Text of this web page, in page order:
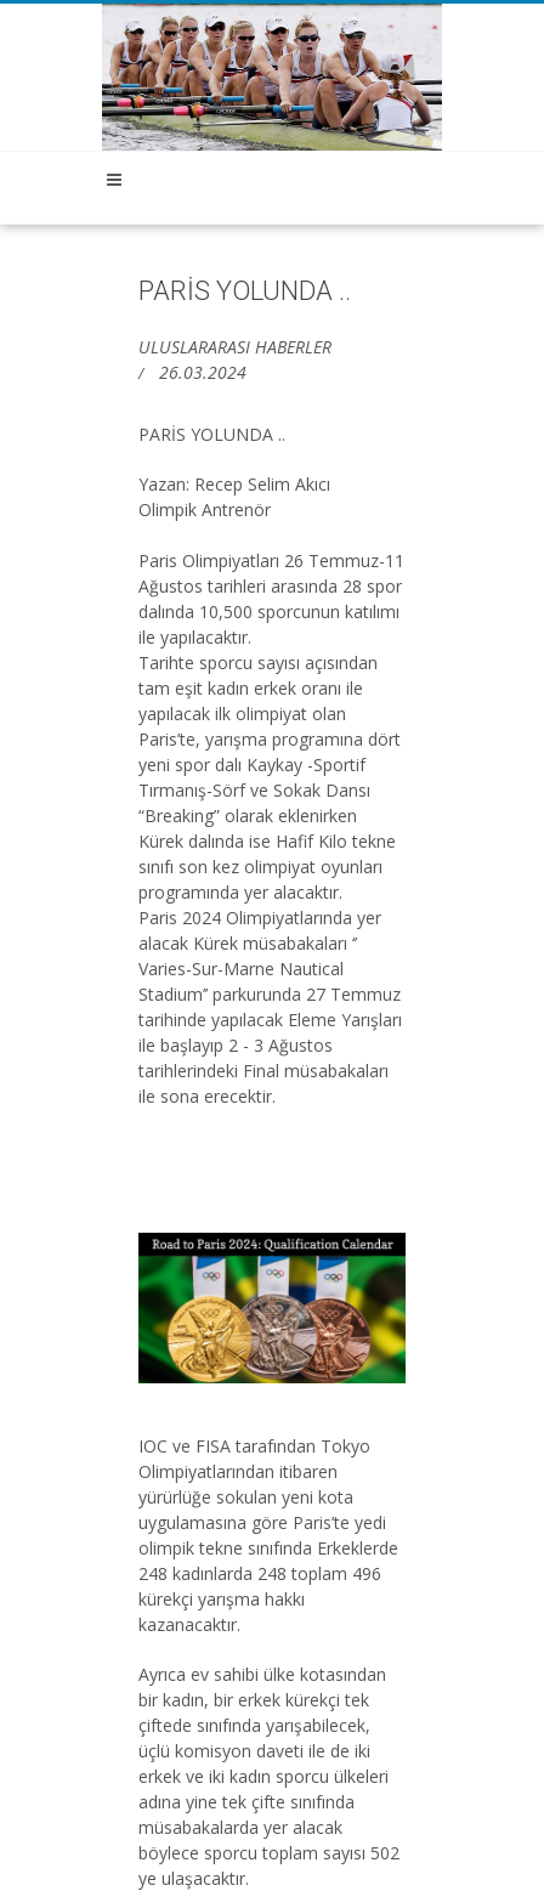
PARİS YOLUNDA ..
ULUSLARARASI HABERLER
26.03.2024
PARİS YOLUNDA ..
Yazan: Recep Selim Akıcı
Olimpik Antrenör
Paris Olimpiyatları 26 Temmuz-11
Ağustos tarihleri arasında 28 spor
dalında 10,500 sporcunun katılımı
ile yapılacaktır.
Tarihte sporcu sayısı açısından
tam eşit kadın erkek oranı ile
yapılacak ilk olimpiyat olan
Paris’te, yarışma programına dört
yeni spor dalı Kaykay -Sportif
Tırmanış-Sörf ve Sokak Dansı
“Breaking” olarak eklenirken
Kürek dalında ise Hafif Kilo tekne
sınıfı son kez olimpiyat oyunları
programında yer alacaktır.
Paris 2024 Olimpiyatlarında yer
alacak Kürek müsabakaları ‘’
Varies-Sur-Marne Nautical
Stadium’’ parkurunda 27 Temmuz
tarihinde yapılacak Eleme Yarışları
ile başlayıp 2 - 3 Ağustos
tarihlerindeki Final müsabakaları
ile sona erecektir.
IOC ve FISA tarafından Tokyo
Olimpiyatlarından itibaren
yürürlüğe sokulan yeni kota
uygulamasına göre Paris’te yedi
olimpik tekne sınıfında Erkeklerde
248 kadınlarda 248 toplam 496
kürekçi yarışma hakkı
kazanacaktır.
Ayrıca ev sahibi ülke kotasından
bir kadın, bir erkek kürekçi tek
çiftede sınıfında yarışabilecek,
üçlü komisyon daveti ile de iki
erkek ve iki kadın sporcu ülkeleri
adına yine tek çifte sınıfında
müsabakalarda yer alacak
böylece sporcu toplam sayısı 502
ye ulaşacaktır.